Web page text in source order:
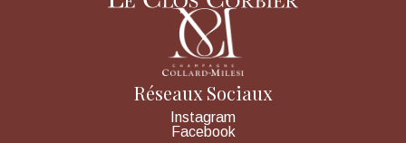
Réseaux Sociaux
Instagram
Facebook